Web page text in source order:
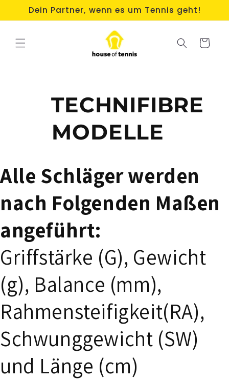
zum
Inhalt
Dein Partner, wenn es um Tennis geht!
Warenkorb
TECHNIFIBRE
MODELLE
Alle Schläger werden
nach Folgenden Maßen
angeführt:
Griffstärke (G), Gewicht
(g), Balance (mm),
Rahmensteifigkeit(RA),
Schwunggewicht (SW)
und Länge (cm)